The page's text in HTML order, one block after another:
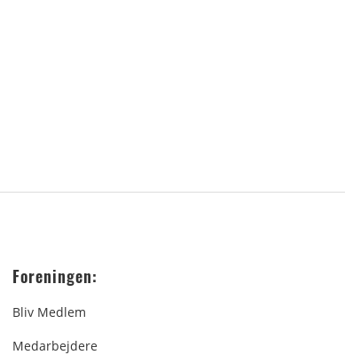
Foreningen:
Bliv Medlem
Medarbejdere